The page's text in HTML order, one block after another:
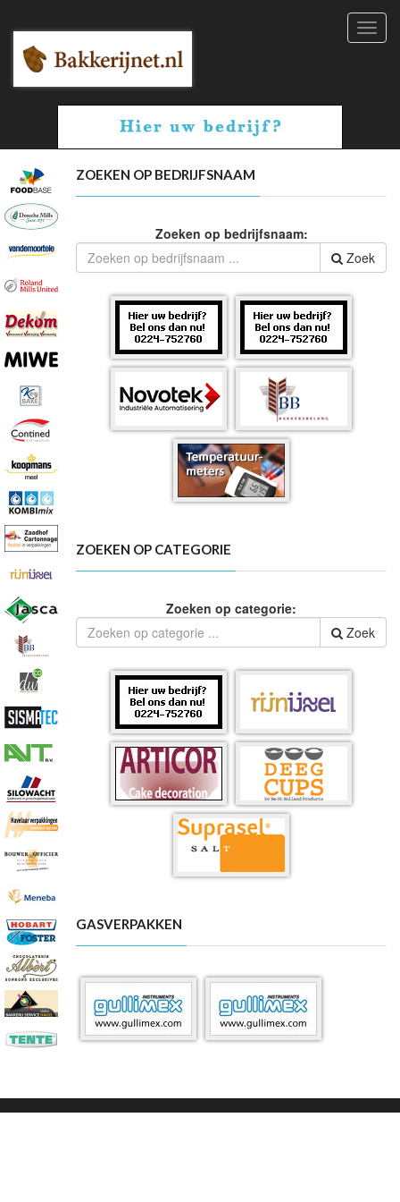
ZOEKEN OP BEDRIJFSNAAM
Zoeken op bedrijfsnaam:
Zoek
ZOEKEN OP CATEGORIE
Zoeken op categorie:
Zoek
GASVERPAKKEN